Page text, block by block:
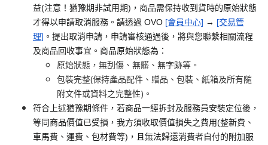
益(注意！猶豫期非試用期)，商品需保持收到貨時的原始狀態
才得以申請取消服務。請透過 OVO [會員中心] → [交易管
理] 。提出取消申請，申請審核通過後，將與您聯繫相關流程
及商品回收事宜。商品原始狀態為：
原始狀態，無刮傷、無髒、無字跡等。
包裝完整(保持產品配件、贈品、包裝、紙箱及所有隨
附文件或資料之完整性)。
符合上述猶豫期條件，若商品一經拆封及服務員安裝定位後，
等同商品價值已受損，我方須收取價值損失之費用(整新費、
車馬費、運費、包材費等)，且無法歸還消費者自付的附加服